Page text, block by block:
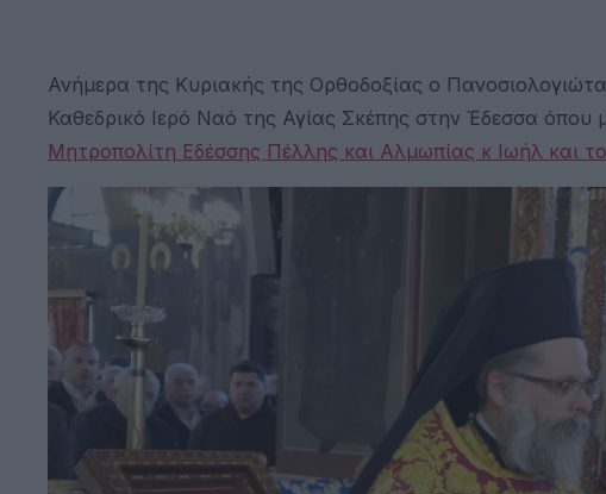
Ανήμερα της Κυριακής της Ορθοδοξίας ο
Καθεδρικό Ιερό Ναό της Αγίας Σκέπης στην Έδεσσα όπου
Μητροπολίτη Εδέσσης Πέλλης και Αλμωπίας κ Ιωήλ και